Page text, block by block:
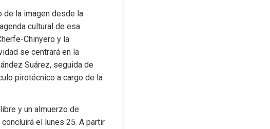
de la imagen desde la
cultural de esa
Chinyero y la
se centrará en la
Suárez, seguida de
pirotécnico a cargo de la
y un almuerzo de
el lunes 25. A partir